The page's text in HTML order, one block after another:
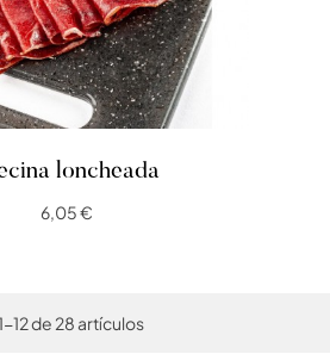
loncheada
6,05 €
12 de 28 artículos